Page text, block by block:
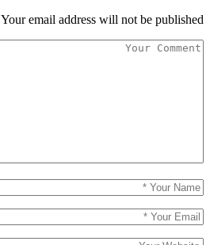
Your email address will not be published.